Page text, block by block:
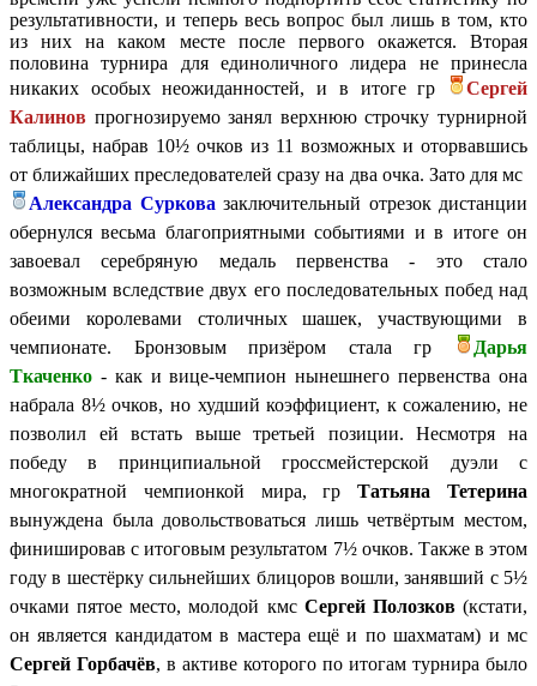
результативности, и теперь весь вопрос был лишь в том, кто
из них на каком месте после первого окажется. Вторая
половина турнира для единоличного лидера не принесла
никаких особых неожиданностей, и в итогегр
Сергей
Калинов прогнозируемо занял верхнюю строчку турнирной
таблицы, набрав 10½ очков из 11 возможных и оторвавшись
от ближайших преследователей сразу на два очка. Зато для мс
Александра Суркова заключительный отрезок дистанции
обернулся весьма благоприятными событиями и в итоге он
завоевал серебряную медаль первенства - это стало
возможным вследствие двух его последовательных побед над
обеими королевами столичных шашек, участвующими в
чемпионате. Бронзовым призёром сталагр
Дарья
Ткаченко - как и вице-чемпион нынешнего первенства она
набрала 8½ очков, но худший коэффициент, к сожалению, не
позволил ей встать выше третьей позиции. Несмотря на
победу в принципиальной гроссмейстерской дуэли с
многократной чемпионкой мира, грТатьяна Тетерина
вынуждена была довольствоваться лишь четвёртым местом,
финишировав с итоговым результатом 7½ очков. Также в этом
году в шестёрку сильнейших блицоров вошли, занявший с 5½
очкамипятое место, молодой кмс Сергей Полозков(кстати,
он является кандидатом в мастера ещё и по шахматам) и мс
Сергей Горбачёв, в активе которого по итогам турнира было